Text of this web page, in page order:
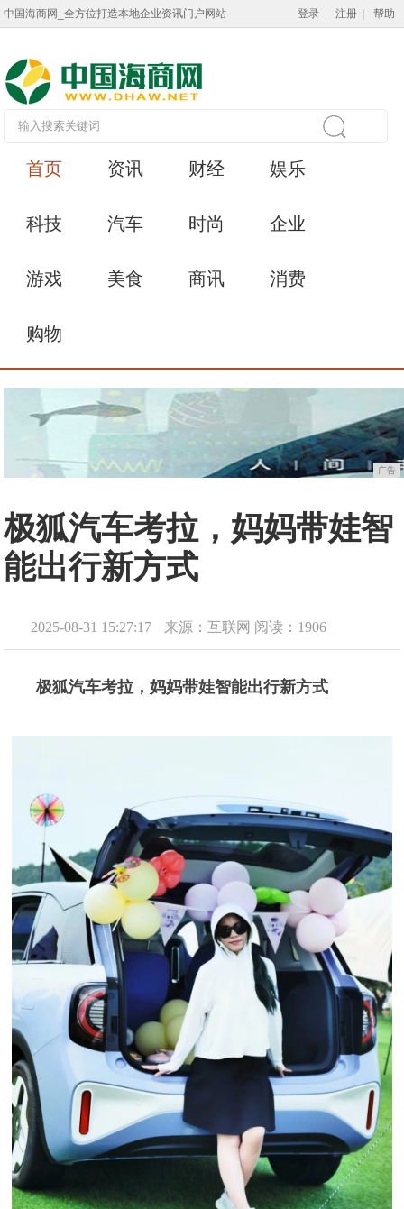
中国海商网_全方位打造本地企业资讯门户网站 登录 注册 帮助
首页 资讯 财经 娱乐
科技 汽车 时尚 企业
游戏 美食 商讯 消费
购物
广告
极狐汽车考拉，妈妈带娃智
能出行新方式
2025-08-31 15:27:17 来源：互联网 阅读：1906
极狐汽车考拉，妈妈带娃智能出行新方式